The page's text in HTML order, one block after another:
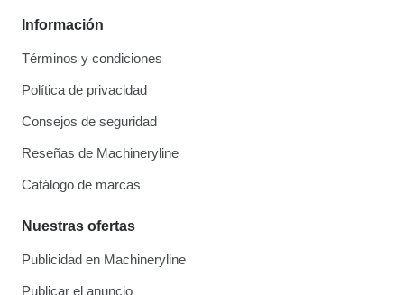
Información
Términos y condiciones
Política de privacidad
Consejos de seguridad
Reseñas de Machineryline
Catálogo de marcas
Nuestras ofertas
Publicidad en Machineryline
Publicar el anuncio